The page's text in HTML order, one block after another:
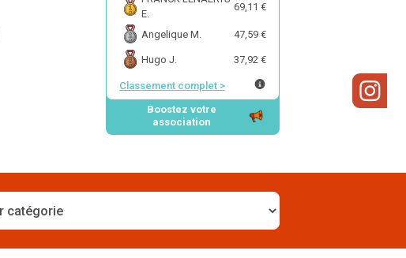
E.
69,11 €
Angelique M. 47,59 €
Hugo J. 37,92 €
Classement complet >
Boostez votre
association